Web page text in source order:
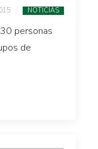
NOTICIAS
personas
de